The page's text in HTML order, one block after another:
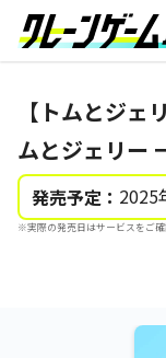
【トムとジ
ムとジェリー
発売予定： 2025
※実際の発売日はサービスをご確